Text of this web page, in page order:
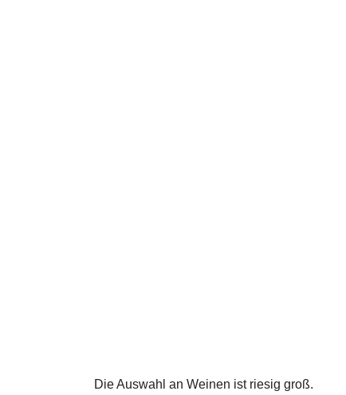
Die Auswahl an Weinen ist riesig groß.